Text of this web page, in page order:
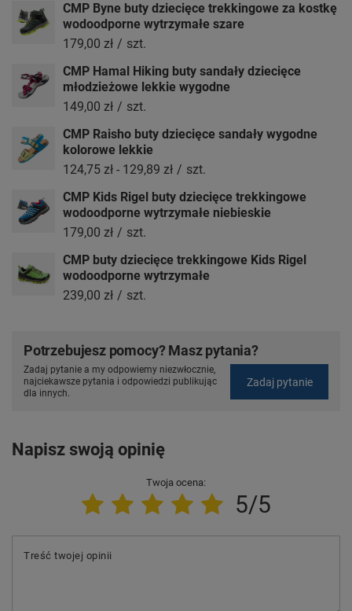
CMP Byne buty dziecięce trekkingowe za kostkę
wodoodporne wytrzymałe szare
179,00 zł / szt.
CMP Hamal Hiking buty sandały dziecięce
młodzieżowe lekkie wygodne
149,00 zł / szt.
CMP Raisho buty dziecięce sandały wygodne
kolorowe lekkie
124,75 zł - 129,89 zł / szt.
CMP Kids Rigel buty dziecięce trekkingowe
wodoodporne wytrzymałe niebieskie
179,00 zł / szt.
CMP buty dziecięce trekkingowe Kids Rigel
wodoodporne wytrzymałe
239,00 zł / szt.
Potrzebujesz pomocy? Masz pytania?
Zadaj pytanie a my odpowiemy niezwłocznie,
najciekawsze pytania i odpowiedzi publikując
dla innych.
Zadaj pytanie
Napisz swoją opinię
Twoja ocena:
5/5
Treść twojej opinii